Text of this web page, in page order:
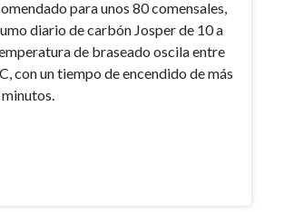
para unos 80 comensales,
diario de carbón Josper de 10 a
de braseado oscila entre
con un tiempo de encendido de más